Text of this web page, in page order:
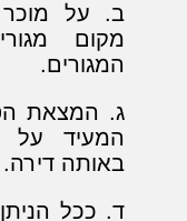
ב. על
מקום
המגורים.
ג. המצאת
המעיד על
באותה דירה.
ד. ככל